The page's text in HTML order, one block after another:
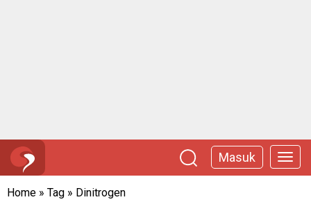
Masuk
Home » Tag » Dinitrogen